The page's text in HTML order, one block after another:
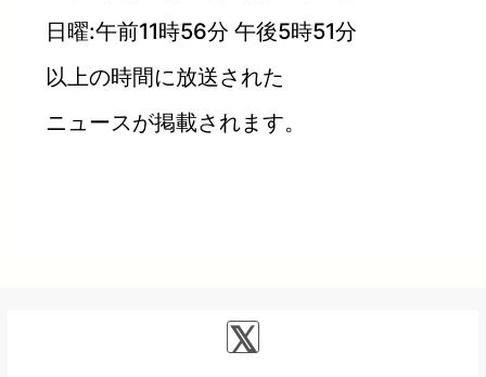
日曜:午前11時56分 午後5時51分
以上の時間に放送された
ニュースが掲載されます。